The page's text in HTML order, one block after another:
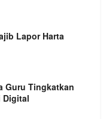
Lapor Harta
Guru Tingkatkan
Digital